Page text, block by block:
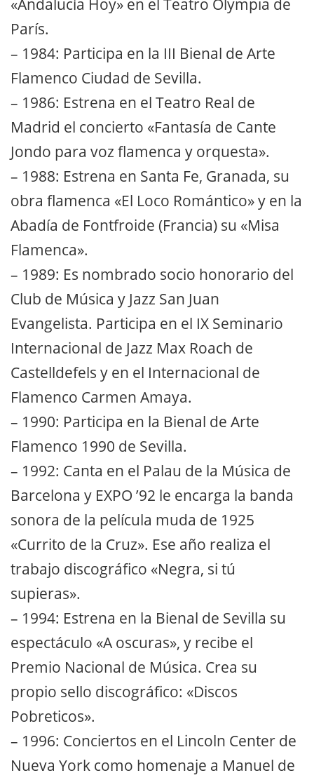
«Andalucía Hoy» en el Teatro Olympia de
París.
– 1984: Participa en la III Bienal de Arte
Flamenco Ciudad de Sevilla.
– 1986: Estrena en el Teatro Real de
Madrid el concierto «Fantasía de Cante
Jondo para voz flamenca y orquesta».
– 1988: Estrena en Santa Fe, Granada, su
obra flamenca «El Loco Romántico» y en la
Abadía de Fontfroide (Francia) su «Misa
Flamenca».
– 1989: Es nombrado socio honorario del
Club de Música y Jazz San Juan
Evangelista. Participa en el IX Seminario
Internacional de Jazz Max Roach de
Castelldefels y en el Internacional de
Flamenco Carmen Amaya.
– 1990: Participa en la Bienal de Arte
Flamenco 1990 de Sevilla.
– 1992: Canta en el Palau de la Música de
Barcelona y EXPO ’92 le encarga la banda
sonora de la película muda de 1925
«Currito de la Cruz». Ese año realiza el
trabajo discográfico «Negra, si tú
supieras».
– 1994: Estrena en la Bienal de Sevilla su
espectáculo «A oscuras», y recibe el
Premio Nacional de Música. Crea su
propio sello discográfico: «Discos
Pobreticos».
– 1996: Conciertos en el Lincoln Center de
Nueva York como homenaje a Manuel de